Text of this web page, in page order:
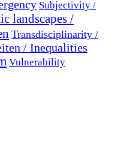
Subjectivity /
landscapes /
Transdisciplinarity /
/ Inequalities
Vulnerability